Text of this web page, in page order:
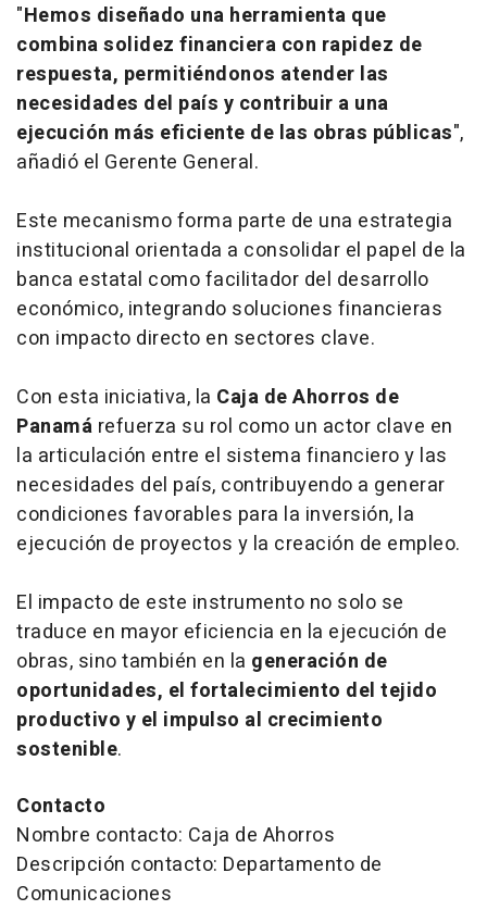
"Hemos diseñado una herramienta que
combina solidez financiera con rapidez de
respuesta, permitiéndonos atender las
necesidades del país y contribuir a una
ejecución más eficiente de las obras públicas",
añadió el Gerente General.
Este mecanismo forma parte de una estrategia
institucional orientada a consolidar el papel de la
banca estatal como facilitador del desarrollo
económico, integrando soluciones financieras
con impacto directo en sectores clave.
Con esta iniciativa, la Caja de Ahorros de
Panamá refuerza su rol como un actor clave en
la articulación entre el sistema financiero y las
necesidades del país, contribuyendo a generar
condiciones favorables para la inversión, la
ejecución de proyectos y la creación de empleo.
El impacto de este instrumento no solo se
traduce en mayor eficiencia en la ejecución de
obras, sino también en la generación de
oportunidades, el fortalecimiento del tejido
productivo y el impulso al crecimiento
sostenible.
Contacto
Nombre contacto: Caja de Ahorros
Descripción contacto: Departamento de
Comunicaciones